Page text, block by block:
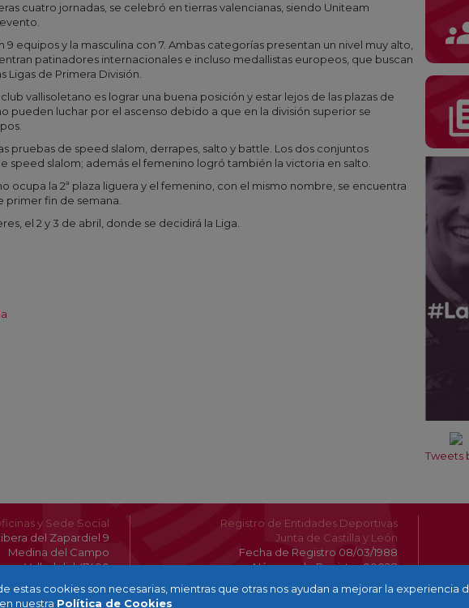
estas cookies son necesarias, mientras que otras nos ayudan a mejorar la
nuestra Política de Cookies
cuatro jornadas, se celebró en tierras valencianas, siendo Uniteam
9 equipos y la masculina con 7. Ambas categorías presentan un nivel muy alto,
patinadores internacionales e incluso medallistas europeos, que buscan
Ligas de Primera División.
vallisoletano es lograr una buena posición y estar lejos de las plazas de
pueden luchar por el ascenso debido a que en la división superior se
pruebas de speed slalom, derrapes, salto y battle. Los dos conjuntos
speed slalom; además el femenino logró también la victoria en salto.
ocupa la 2ª plaza liguera y el femenino, con el mismo nombre, se encuentra
primer fin de semana.
el 2 y 3 de abril, donde se decidirá la Liga.
Tweets
y Sede Social
del Zapardiel 9
Medina del Campo
Valladolid 47400
Registro de Entidades Deportivas
Junta de Castilla y León
Fecha de Registro 08/03/1988
Número de Registro 00028